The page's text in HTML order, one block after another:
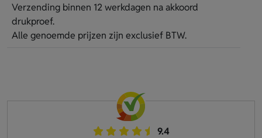
Verzending binnen 12 werkdagen na akkoord
drukproef.
Alle genoemde prijzen zijn exclusief BTW.
9.4